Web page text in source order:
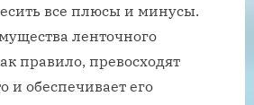
все плюсы и минусы.
ленточного
правило, превосходят
и обеспечивает его